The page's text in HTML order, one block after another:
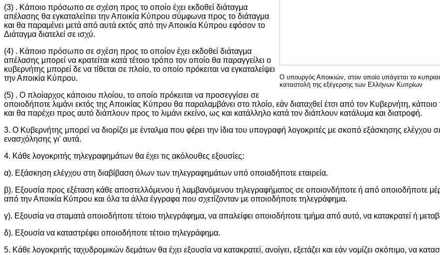
Ο υπουργός Αποικιών, στον οποίο υπάγεται το
καταστολή της εξέγερσης των Ελλήνων Κυπρίων
(3) . Κάποιο πρόσωπο σε σχέση προς το οποίο έχει εκδοθεί διάταγμα
απέλασης θα εγκαταλείπει την Αποικία Κύπρου σύμφωνα προς το διάταγμα
και θα παραμένει μετά από αυτά εκτός από την Αποικία Κύπρου εφόσον το
Διάταγμα διατελεί σε ισχύ.
(4) . Κάποιο πρόσωπο σε σχέση προς το οποίον έχει εκδοθεί διάταγμα
απέλασης μπορεί να κρατείται κατά τέτοιο τρόπο τον οποίο θα παραγγείλει ο
κυβερνήτης μπορεί δε να τίθεται σε πλοίο, το οποίο πρόκειται να εγκαταλείψει
την Αποικία Κύπρου.
(5) . Ο πλοίαρχος κάποιου πλοίου, το οποίο πρόκειται να προσεγγίσει σε
οποιοδήποτε λιμάνι εκτός της Αποικίας Κύπρου θα παραλαμβάνει στο πλοίο, εάν διαταχθεί έτσι από τον Κυβερνήτη,
και θα παρέχει προς αυτό διάπλουν προς το λιμάνι εκείνο, ως και κατάλληλο κατά τον διάπλουν κατάλυμα και διατροφή.
3. Ο Κυβερνήτης μπορεί να διορίζει με ένταλμα που φέρει την ίδια του υπογραφή λογοκριτές με σκοπό εξάσκησης ελέγχου
ενασχόλησης γι' αυτά.
4. Κάθε λογοκριτής τηλεγραφημάτων θα έχει τις ακόλουθες εξουσίες:
α). Εξάσκηση ελέγχου στη διαβίβαση όλων των τηλεγραφημάτων υπό οποιαδήποτε εταιρεία.
β). Εξουσία προς εξέταση κάθε αποστελλόμενου ή λαμβανόμενου τηλεγραφήματος σε οποιονδήποτε ή από οποιοδήποτε
από την Αποικία Κύπρου και όλα τα άλλα έγγραφα που σχετίζονταν με οποιοδήποτε τηλεγράφημα.
γ). Εξουσία να σταματά οποιοδήποτε τέτοιο τηλεγράφημα, να απαλείφει οποιοδήποτε τμήμα από αυτό, να κατακρατεί ή
δ). Εξουσία να καταστρέφει οποιοδήποτε τέτοιο τηλεγράφημα.
5. Κάθε λογοκριτής ταχυδρομικών δεμάτων θα έχει εξουσία να κατακρατεί, ανοίγει, εξετάζει και εάν νομίζει σκόπιμο, να